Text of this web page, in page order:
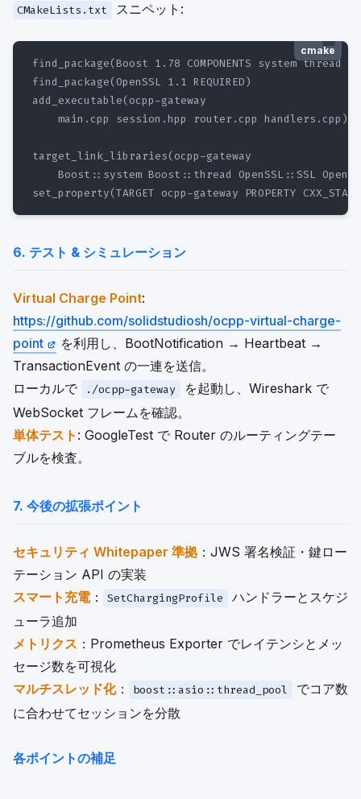
CMakeLists.txt スニペット:
cmake
find_package(Boost 1.78 COMPONENTS system thread
find_package(OpenSSL 1.1 REQUIRED)
add_executable(ocpp-gateway
    main.cpp session.hpp router.cpp handlers.cpp)
target_link_libraries(ocpp-gateway
Boost::system Boost::thread OpenSSL::SSL
6. テスト & シミュレーション
Virtual Charge Point:
https://github.com/solidstudiosh/ocpp-virtual-charge-
point
を利用し、BootNotification → Heartbeat →
TransactionEvent の一連を送信。
ローカルで
./ocpp-gateway
を起動し、Wireshark で
WebSocket フレームを確認。
単体テスト : GoogleTest で Router のルーティングテー
ブルを検査。
7. 今後の拡張ポイント
セキュリティ Whitepaper 準拠 ：JWS 署名検証・鍵ロー
テーション API の実装
スマート充電： SetChargingProfile
ハンドラーとスケジ
ューラ追加
メトリクス ：Prometheus Exporter でレイテンシとメッ
セージ数を可視化
マルチスレッド化： boost::asio::thread_pool
でコア数
に合わせてセッションを分散
各ポイントの補足